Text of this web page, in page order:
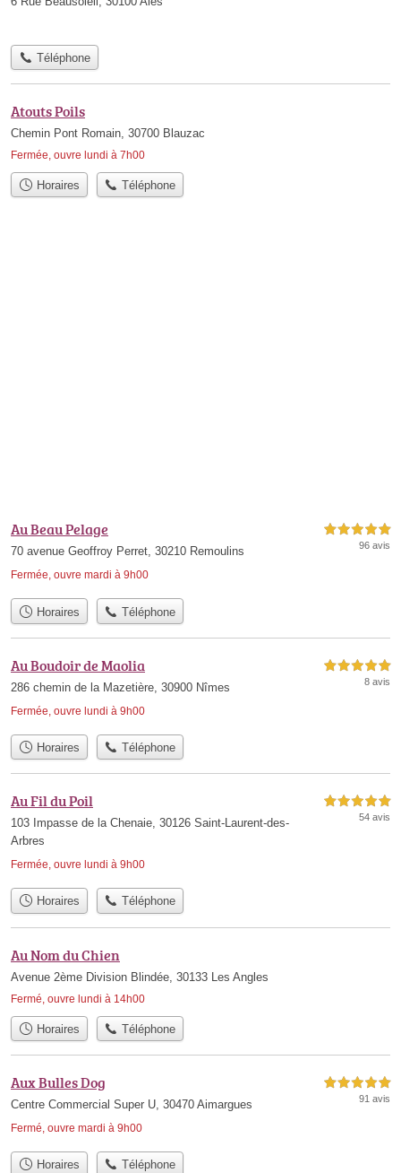
Téléphone
Atouts Poils
Chemin Pont Romain, 30700 Blauzac
Fermée, ouvre lundi à 7h00
Horaires Téléphone
Au Beau Pelage
70 avenue Geoffroy Perret, 30210 Remoulins
Fermée, ouvre mardi à 9h00
5,0 étoiles sur 5
96 avis
Horaires Téléphone
Au Boudoir de Maolia
286 chemin de la Mazetière, 30900 Nîmes
Fermée, ouvre lundi à 9h00
5,0 étoiles sur 5
8 avis
Horaires Téléphone
Au Fil du Poil
103 Impasse de la Chenaie, 30126 Saint-Laurent-des-
Arbres
Fermée, ouvre lundi à 9h00
5,0 étoiles sur 5
54 avis
Horaires Téléphone
Au Nom du Chien
Avenue 2ème Division Blindée, 30133 Les Angles
Fermé, ouvre lundi à 14h00
Horaires Téléphone
Aux Bulles Dog
Centre Commercial Super U, 30470 Aimargues
Fermé, ouvre mardi à 9h00
5,0 étoiles sur 5
91 avis
Horaires Téléphone